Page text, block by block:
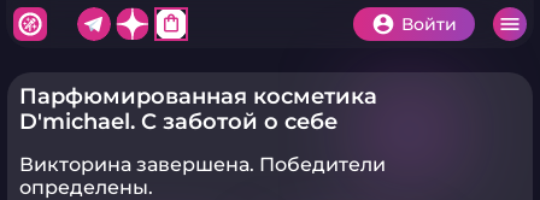
shopping_bag Войти
Парфюмированная косметика
D'michael. С заботой о себе
Викторина завершена. Победители
определены.